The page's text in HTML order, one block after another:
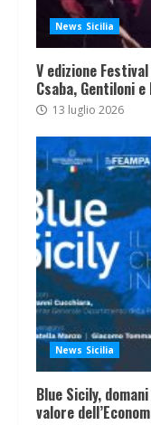
News Sicilia
V edizione
Csaba, Gentiloni
13 luglio 2026
News Sicilia
Blue Sicily,
valore